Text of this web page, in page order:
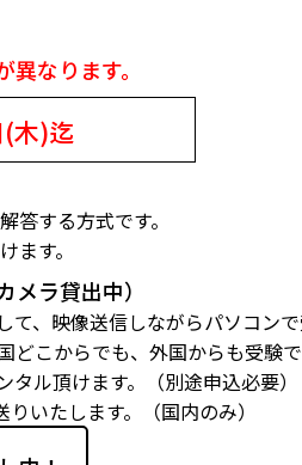
なります。
木)迄
答する方式です。
ます。
ラ貸出中）
て、映像送信しながらパソコン
こからでも、外国からも受験で
ル頂けます。（別途申込必要）
いたします。（国内のみ）